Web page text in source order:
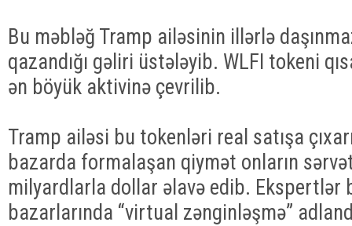
Bu məbləğ Tramp ailəsinin illərlə
qazandığı gəliri üstələyib. WLFI tokeni
ən böyük aktivinə çevrilib.
Tramp ailəsi bu tokenləri real satışa
bazarda formalaşan qiymət onların
milyardlarla dollar əlavə edib. Ekspertlər
bazarlarında “virtual zənginləşmə”